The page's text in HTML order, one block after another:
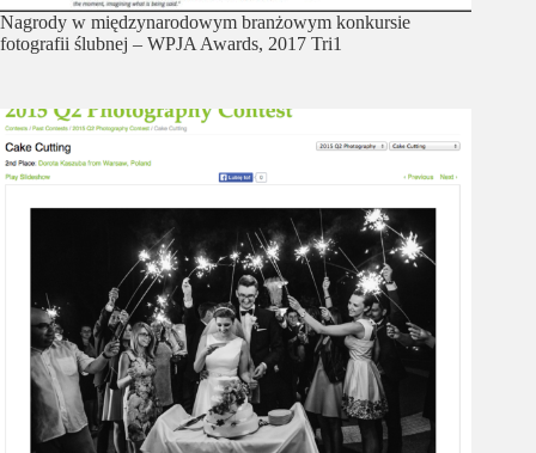
Nagrody w międzynarodowym branżowym konkursie
fotografii ślubnej – WPJA Awards, 2017 Tri1